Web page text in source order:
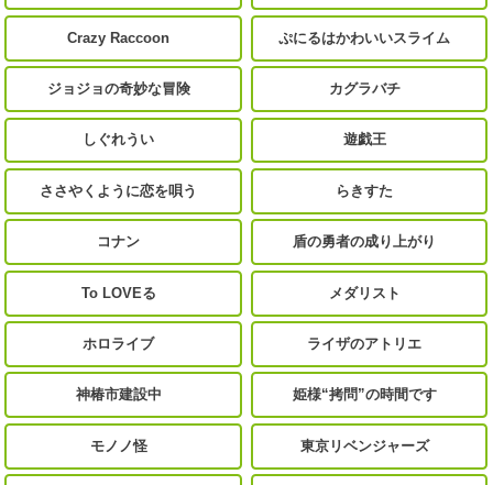
Crazy Raccoon ぷにるはかわいいスライム
ジョジョの奇妙な冒険 カグラバチ
しぐれうい 遊戯王
ささやくように恋を唄う らきすた
コナン 盾の勇者の成り上がり
To LOVEる メダリスト
ホロライブ ライザのアトリエ
神椿市建設中 姫様“拷問”の時間です
モノノ怪 東京リベンジャーズ